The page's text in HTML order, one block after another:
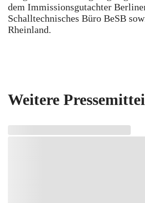
dem Immissionsgutachter
Schalltechnisches Büro BeSB
Rheinland.
Weitere